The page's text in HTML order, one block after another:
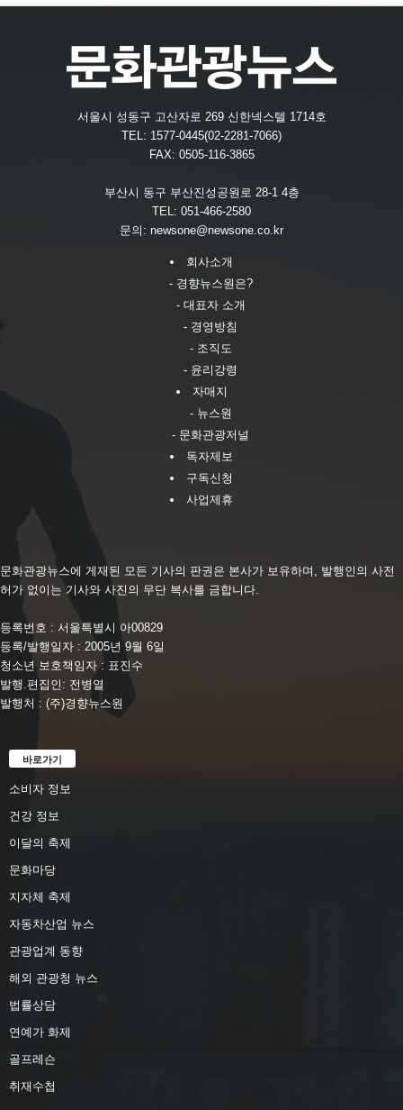
서울시 성동구 고산자로 269 신한넥스텔 1714호
TEL: 1577-0445(02-2281-7066)
FAX: 0505-116-3865
부산시 동구 부산진성공원로 28-1 4층
TEL: 051-466-2580
문의: newsone@newsone.co.kr
회사소개
- 경향뉴스원은?
- 대표자 소개
- 경영방침
- 조직도
- 윤리강령
자매지
- 뉴스원
- 문화관광저널
독자제보
구독신청
사업제휴
문화관광뉴스에 게재된 모든 기사의 판권은 본사가 보유하며, 발행인의 사전
허가 없이는 기사와 사진의 무단 복사를 금합니다.
등록번호 : 서울특별시 아00829
등록/발행일자 : 2005년 9월 6일
청소년 보호책임자 : 표진수
발행.편집인: 전병열
발행처 : (주)경향뉴스원
바로가기
소비자 정보
건강 정보
이달의 축제
문화마당
지자체 축제
자동차산업 뉴스
관광업계 동향
해외 관광청 뉴스
법률상담
연예가 화제
골프레슨
취재수첩